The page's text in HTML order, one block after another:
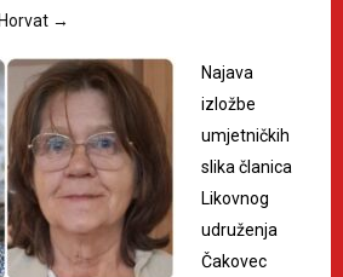
→
Najava
izložbe
umjetničkih
slika članica
Likovnog
udruženja
Čakovec